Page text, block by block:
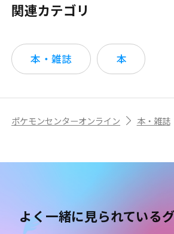
関連カテゴリ
本・雑誌 本
ポケモンセンターオンライン 本・雑誌
よく一緒に見られている